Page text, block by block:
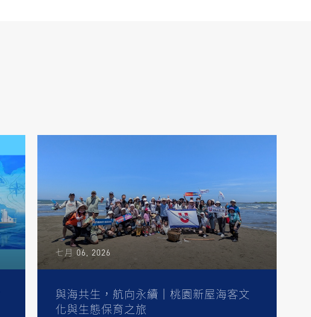
七月 06, 2026
與海共生，航向永續｜桃園新屋海客文
化與生態保育之旅